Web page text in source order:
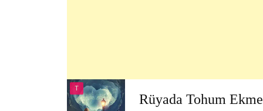
T
Rüyada Tohum